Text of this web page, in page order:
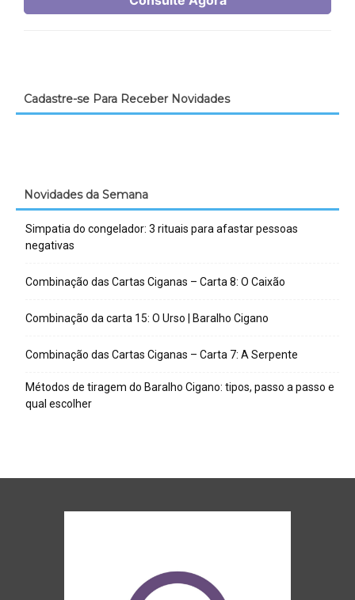
Cadastre-se Para Receber Novidades
Novidades da Semana
Simpatia do congelador: 3 rituais para afastar pessoas
negativas
Combinação das Cartas Ciganas – Carta 8: O Caixão
Combinação da carta 15: O Urso | Baralho Cigano
Combinação das Cartas Ciganas – Carta 7: A Serpente
Métodos de tiragem do Baralho Cigano: tipos, passo a passo e
qual escolher